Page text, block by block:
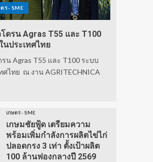
ร - SME
โดรน Agras T55 และ T100
นประเทศไทย
รน Agras T55 และ T100 ระบบ
ศไทย ณ งาน AGRITECHNICA
เกษตร - SME
เกษมชัยฟู้ด เตรียมความ
พร้อมเพิ่มกำลังการผลิตไข่ไก่
ปลอดกรง 3 เท่า ตั้งเป้าผลิต
100 ล้านฟองกลางปี 2569